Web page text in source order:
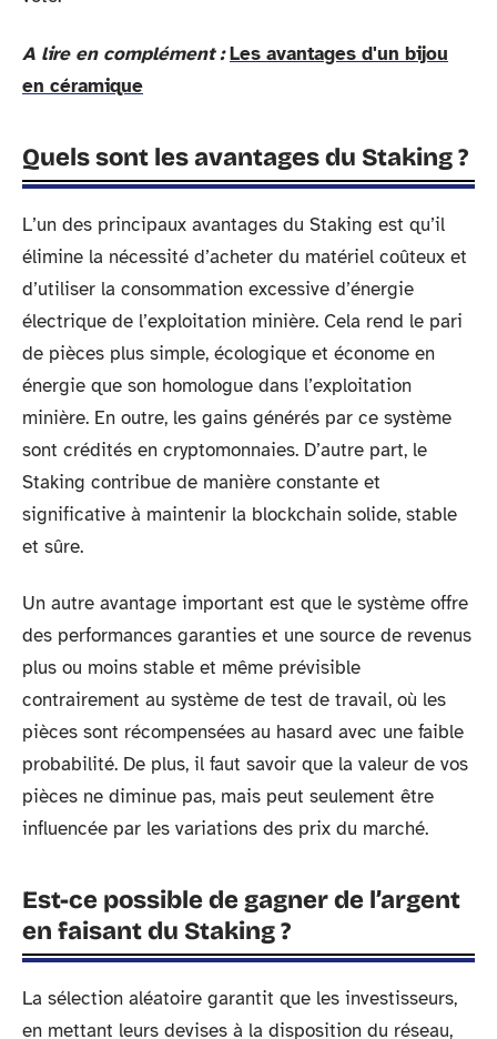
A lire en complément : Les avantages d'un bijou
en céramique
Quels sont les avantages du Staking ?
L’un des principaux avantages du Staking est qu’il
élimine la nécessité d’acheter du matériel coûteux et
d’utiliser la consommation excessive d’énergie
électrique de l’exploitation minière. Cela rend le pari
de pièces plus simple, écologique et économe en
énergie que son homologue dans l’exploitation
minière. En outre, les gains générés par ce système
sont crédités en cryptomonnaies. D’autre part, le
Staking contribue de manière constante et
significative à maintenir la blockchain solide, stable
et sûre.
Un autre avantage important est que le système offre
des performances garanties et une source de revenus
plus ou moins stable et même prévisible
contrairement au système de test de travail, où les
pièces sont récompensées au hasard avec une faible
probabilité. De plus, il faut savoir que la valeur de vos
pièces ne diminue pas, mais peut seulement être
influencée par les variations des prix du marché.
Est-ce possible de gagner de l’argent
en faisant du Staking ?
La sélection aléatoire garantit que les investisseurs,
en mettant leurs devises à la disposition du réseau,